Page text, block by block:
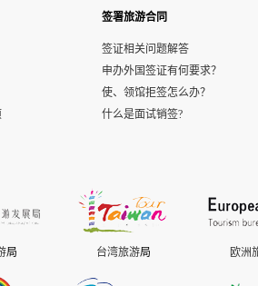
签署旅游合同
签证相关问题解答
申办外国签证有何要求？
使、领馆拒签怎么办？
什么是面试销签?
局 台湾旅游局 欧洲